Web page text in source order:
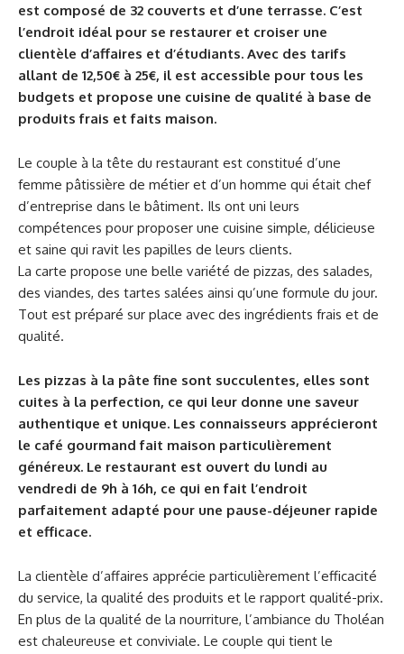
est composé de 32 couverts et d’une terrasse. C’est
l’endroit idéal pour se restaurer et croiser une
clientèle d’affaires et d’étudiants. Avec des tarifs
allant de 12,50€ à 25€, il est accessible pour tous les
budgets et propose une cuisine de qualité à base de
produits frais et faits maison.
Le couple à la tête du restaurant est constitué d’une
femme pâtissière de métier et d’un homme qui était chef
d’entreprise dans le bâtiment. Ils ont uni leurs
compétences pour proposer une cuisine simple, délicieuse
et saine qui ravit les papilles de leurs clients.
La carte propose une belle variété de pizzas, des salades,
des viandes, des tartes salées ainsi qu’une formule du jour.
Tout est préparé sur place avec des ingrédients frais et de
qualité.
Les pizzas à la pâte fine sont succulentes, elles sont
cuites à la perfection, ce qui leur donne une saveur
authentique et unique. Les connaisseurs apprécieront
le café gourmand fait maison particulièrement
généreux. Le restaurant est ouvert du lundi au
vendredi de 9h à 16h, ce qui en fait l’endroit
parfaitement adapté pour une pause-déjeuner rapide
et efficace.
La clientèle d’affaires apprécie particulièrement l’efficacité
du service, la qualité des produits et le rapport qualité-prix.
En plus de la qualité de la nourriture, l’ambiance du Tholéan
est chaleureuse et conviviale. Le couple qui tient le